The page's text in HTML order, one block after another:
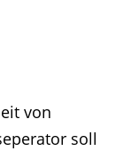
von
soll